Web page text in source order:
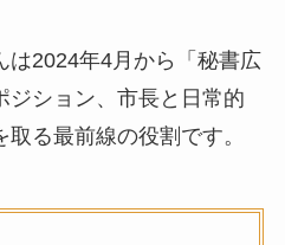
は2024年4月から「秘書広
ジション、市長と日常的
る最前線の役割です。